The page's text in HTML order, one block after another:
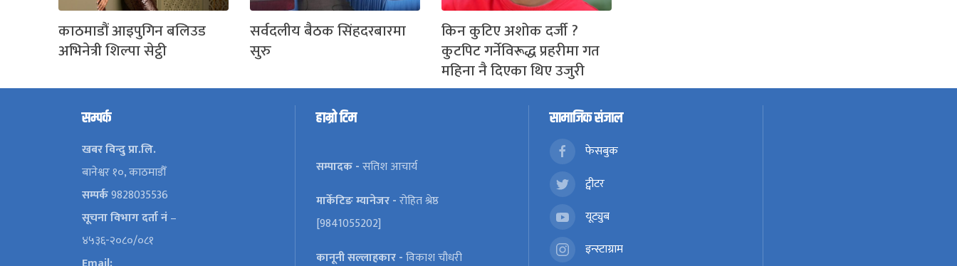
काठमाडौं आइपुगिन बलिउड
अभिनेत्री शिल्पा सेट्ठी
सर्वदलीय बैठक सिंहदरबारमा
सुरु
किन कुटिए अशोक दर्जी ?
कुटपिट गर्नेविरूद्ध प्रहरीमा गत
महिना नै दिएका थिए उजुरी
सम्पर्क
खबर विन्दु प्रा.लि.
बानेश्वर १०, काठमाडौँ
सम्पर्क9828035536
सूचना विभाग दर्ता नं–
४५३६-२०८०/०८१
हाम्रो टिम
सम्पादक -सतिश आचार्य
मार्केटिङ म्यानेजर -रोहित श्रेष्ठ
[9841055202]
कानूनी सल्लाहकार -विकाश चौधरी
सामाजिक संजाल
फेसबुक
ट्वीटर
यूट्युब
इन्स्टाग्राम